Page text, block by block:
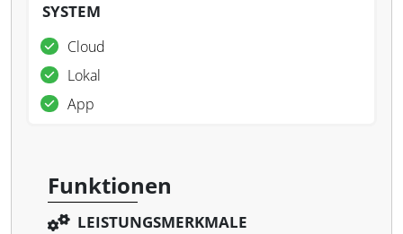
SYSTEM
Cloud
Lokal
App
Funktionen
LEISTUNGSMERKMALE